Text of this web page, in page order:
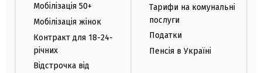
Мобілізація 50+
Мобілізація жінок
Контракт для 18-24-
річних
Відстрочка від
Тарифи на комунальні
послуги
Податки
Пенсія в Україні